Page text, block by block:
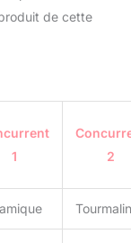
de cette
1
2